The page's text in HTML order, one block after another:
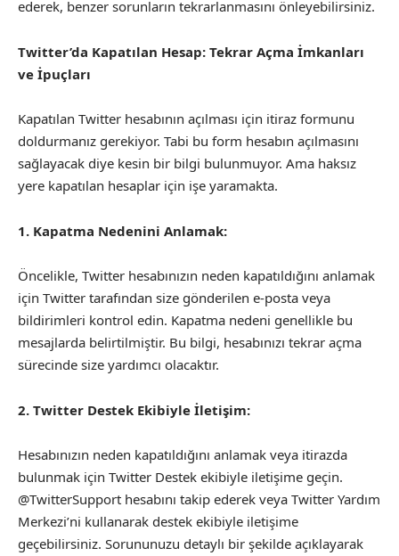
ederek, benzer sorunların tekrarlanmasını önleyebilirsiniz.
Twitter’da Kapatılan Hesap: Tekrar Açma İmkanları
ve İpuçları
Kapatılan Twitter hesabının açılması için itiraz formunu
doldurmanız gerekiyor. Tabi bu form hesabın açılmasını
sağlayacak diye kesin bir bilgi bulunmuyor. Ama haksız
yere kapatılan hesaplar için işe yaramakta.
1. Kapatma Nedenini Anlamak:
Öncelikle, Twitter hesabınızın neden kapatıldığını anlamak
için Twitter tarafından size gönderilen e-posta veya
bildirimleri kontrol edin. Kapatma nedeni genellikle bu
mesajlarda belirtilmiştir. Bu bilgi, hesabınızı tekrar açma
sürecinde size yardımcı olacaktır.
2. Twitter Destek Ekibiyle İletişim:
Hesabınızın neden kapatıldığını anlamak veya itirazda
bulunmak için Twitter Destek ekibiyle iletişime geçin.
@TwitterSupport hesabını takip ederek veya Twitter Yardım
Merkezi’ni kullanarak destek ekibiyle iletişime
geçebilirsiniz. Sorununuzu detaylı bir şekilde açıklayarak